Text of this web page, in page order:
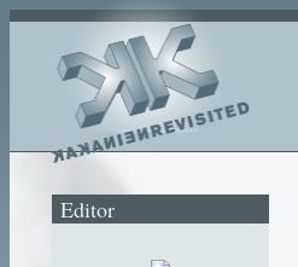
Editor